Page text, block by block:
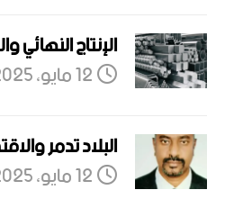
الإنتاج النهائي
12 مايو، 2025
البلاد تدمر
12 مايو، 2025